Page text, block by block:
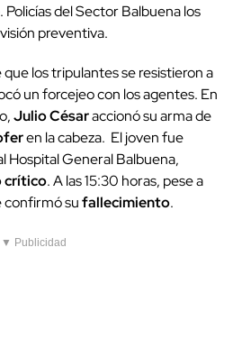
del Sector Balbuena los
preventiva.
los tripulantes se resistieron a
un forcejeo con los agentes. En
Julio Césaraccionó su arma de
en la cabeza. El joven fue
Hospital General Balbuena,
crítico. A las 15:30 horas, pese a
confirmó sufallecimiento.
▼ Publicidad